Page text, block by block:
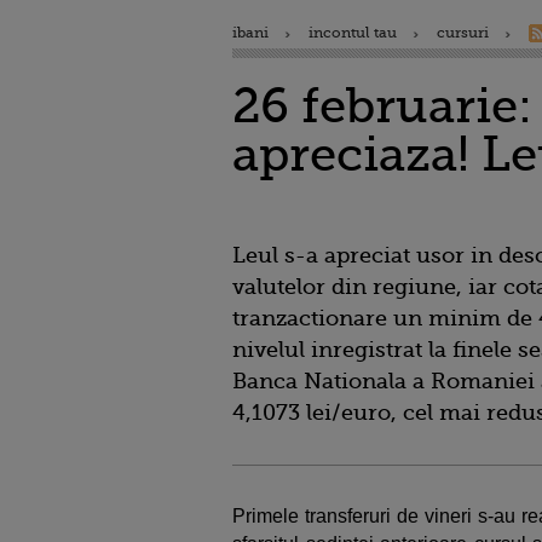
ibani incontul tau cursuri
26
apreciaza!
Leul s-a apreciat usor in
valutelor din regiune, iar
tranzactionare un minim de
nivelul inregistrat la finele
Banca Nationala a
4,1073 lei/euro, cel mai
Primele transferuri de vineri s-au